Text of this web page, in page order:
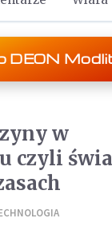
DEON
w
czyli